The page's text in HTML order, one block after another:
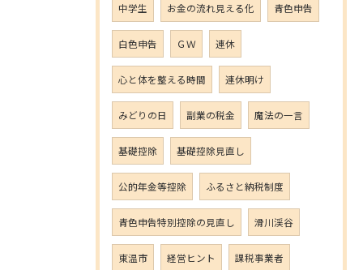
中学生 お金の流れ見える化 青色申告
白色申告 ＧＷ 連休
心と体を整える時間 連休明け
みどりの日 副業の税金 魔法の一言
基礎控除 基礎控除見直し
公的年金等控除 ふるさと納税制度
青色申告特別控除の見直し 滑川渓谷
東温市 経営ヒント 課税事業者